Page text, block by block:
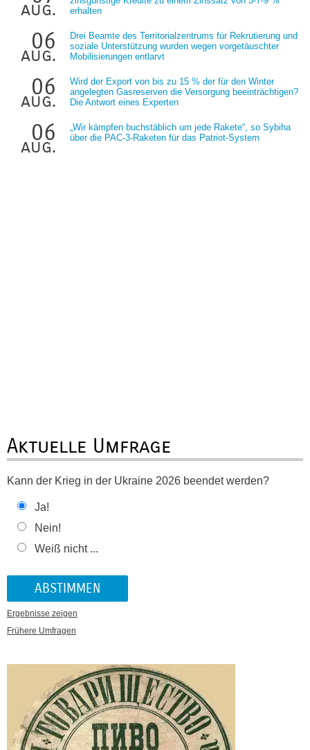
aug.
erhalten
06
aug.
Drei Beamte des Territorialzentrums für Rekrutierung und
soziale Unterstützung wurden wegen vorgetäuschter
Mobilisierungen entlarvt
06
aug.
Wird der Export von bis zu 15 % der für den Winter
angelegten Gasreserven die Versorgung beeinträchtigen?
Die Antwort eines Experten
06
aug.
„Wir kämpfen buchstäblich um jede Rakete“, so Sybiha
über die PAC-3-Raketen für das Patriot-System
Aktuelle Umfrage
Kann der Krieg in der Ukraine 2026 beendet werden?
Ja!
Nein!
Weiß nicht ...
Ergebnisse zeigen
Frühere Umfragen